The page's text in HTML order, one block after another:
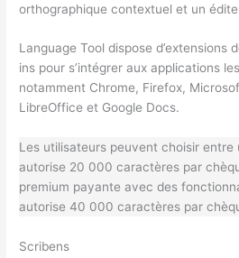
orthographique contextuel et un
Language Tool dispose d’extensions
ins pour s’intégrer aux applications
notamment Chrome, Firefox,
LibreOffice et Google Docs.
Les utilisateurs peuvent choisir
autorise 20 000 caractères par
premium payante avec des
autorise 40 000 caractères par
Scribens